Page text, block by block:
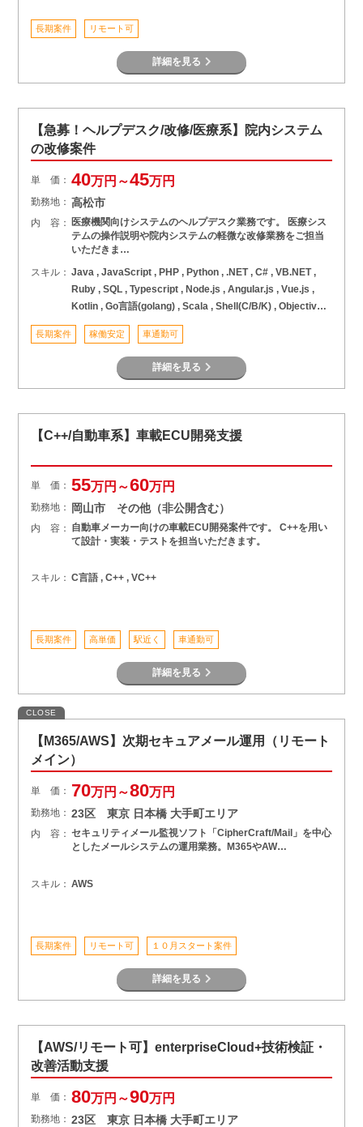
長期案件 リモート可
詳細を見る
【急募！ヘルプデスク/改修/医療系】院内システム
の改修案件
単 価： 40万円～45万円
勤務地： 高松市
内 容：
医療機関向けシステムのヘルプデスク業務です。 医療シス
テムの操作説明や院内システムの軽微な改修業務をご担当
いただきま…
スキル： Java , JavaScript , PHP , Python , .NET , C# , VB.NET ,
Ruby , SQL , Typescript , Node.js , Angular.js , Vue.js ,
Kotlin , Go言語(golang) , Scala , Shell(C/B/K) , Objective-
C , VB/VBA , C言語 , C++ , VC++ , COBOL , アセンブラ , そ
の他言語 , AWS , Azure , GCP , パブリッククラウド ,
React , Android , iOS , Swift , Unity , Unreal Engine , SAP
, ERP , Salesforce , RPA , DX , IoT
長期案件 稼働安定 車通勤可
詳細を見る
【C++/自動車系】車載ECU開発支援
単 価： 55万円～60万円
勤務地： 岡山市 その他（非公開含む）
内 容： 自動車メーカー向けの車載ECU開発案件です。 C++を用い
て設計・実装・テストを担当いただきます。
スキル： C言語 , C++ , VC++
長期案件 高単価 駅近く 車通勤可
詳細を見る
CLOSE
【M365/AWS】次期セキュアメール運用（リモート
メイン）
単 価： 70万円～80万円
勤務地： 23区 東京 日本橋 大手町エリア
内 容： セキュリティメール監視ソフト「CipherCraft/Mail」を中心
としたメールシステムの運用業務。M365やAW…
スキル： AWS
長期案件 リモート可 １０月スタート案件
詳細を見る
【AWS/リモート可】enterpriseCloud+技術検証・
改善活動支援
単 価： 80万円～90万円
勤務地： 23区 東京 日本橋 大手町エリア